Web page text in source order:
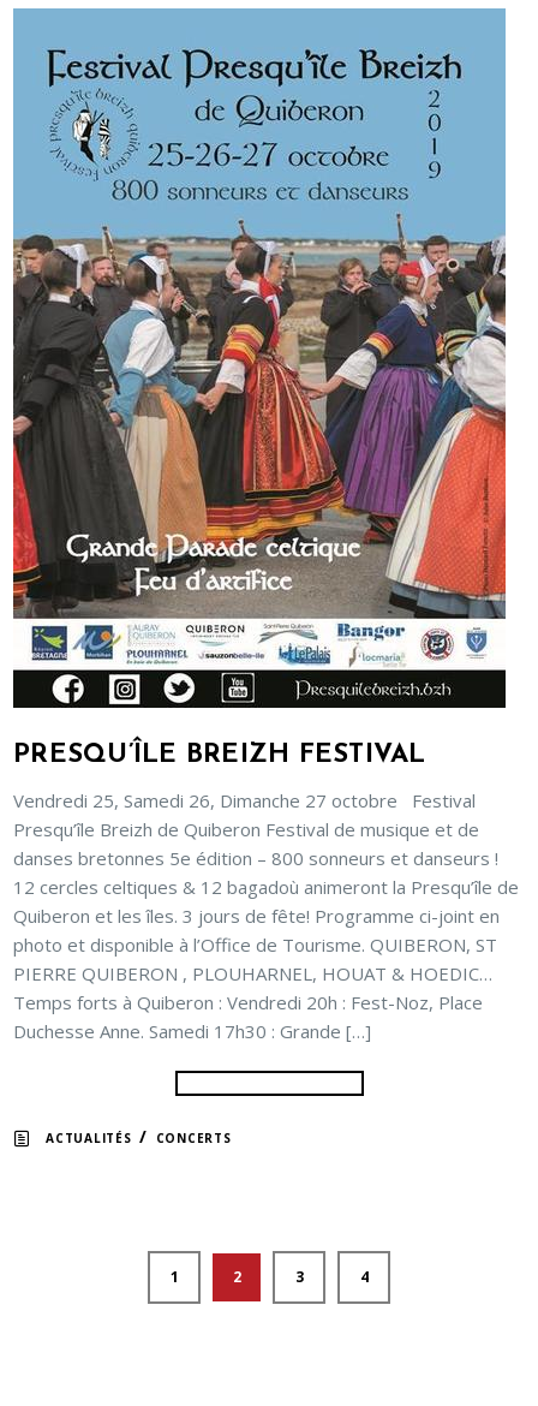
PRESQU’ÎLE BREIZH FESTIVAL
Vendredi 25, Samedi 26, Dimanche 27 octobre Festival
Presqu’île Breizh de Quiberon Festival de musique et de
danses bretonnes 5e édition – 800 sonneurs et danseurs !
12 cercles celtiques & 12 bagadoù animeront la Presqu’île de
Quiberon et les îles. 3 jours de fête! Programme ci-joint en
photo et disponible à l’Office de Tourisme. QUIBERON, ST
PIERRE QUIBERON , PLOUHARNEL, HOUAT & HOEDIC…
Temps forts à Quiberon : Vendredi 20h : Fest-Noz, Place
Duchesse Anne. Samedi 17h30 : Grande […]
ACTUALITÉS / CONCERTS
1 2 3 4